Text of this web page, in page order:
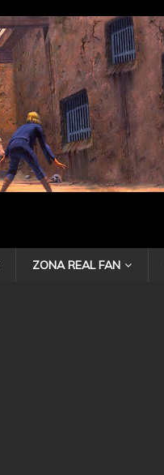
ZONA REAL FAN